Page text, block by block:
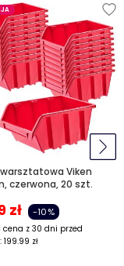
Viken
czerwona, 20 szt.
zł -10%
cena z 30 dni przed
199.99 zł